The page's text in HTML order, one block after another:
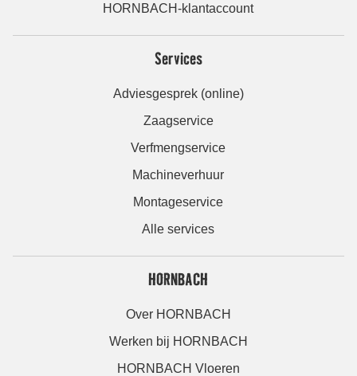
HORNBACH-klantaccount
Services
Adviesgesprek (online)
Zaagservice
Verfmengservice
Machineverhuur
Montageservice
Alle services
HORNBACH
Over HORNBACH
Werken bij HORNBACH
HORNBACH Vloeren